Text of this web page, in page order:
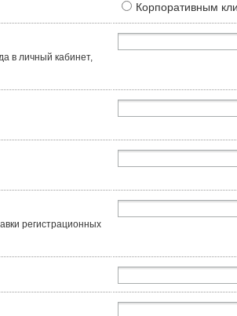
Корпоративным
в личный кабинет,
регистрационных